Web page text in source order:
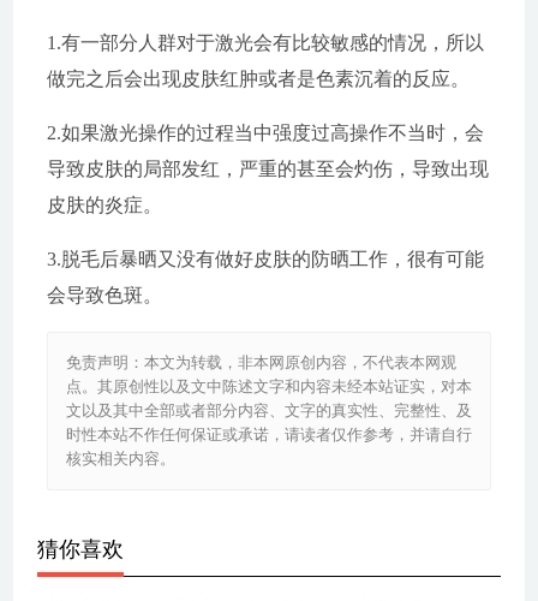
1.有一部分人群对于激光会有比较敏感的情况，所以
做完之后会出现皮肤红肿或者是色素沉着的反应。
2.如果激光操作的过程当中强度过高操作不当时，会
导致皮肤的局部发红，严重的甚至会灼伤，导致出现
皮肤的炎症。
3.脱毛后暴晒又没有做好皮肤的防晒工作，很有可能
会导致色斑。
免责声明：本文为转载，非本网原创内容，不代表本网观
点。其原创性以及文中陈述文字和内容未经本站证实，对本
文以及其中全部或者部分内容、文字的真实性、完整性、及
时性本站不作任何保证或承诺，请读者仅作参考，并请自行
核实相关内容。
猜你喜欢